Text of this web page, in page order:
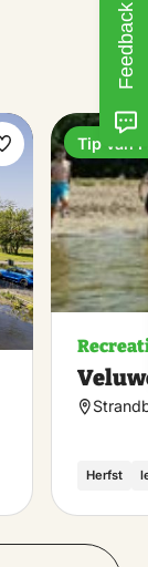
Make
favorite
Herfst
Tip van
Feedback